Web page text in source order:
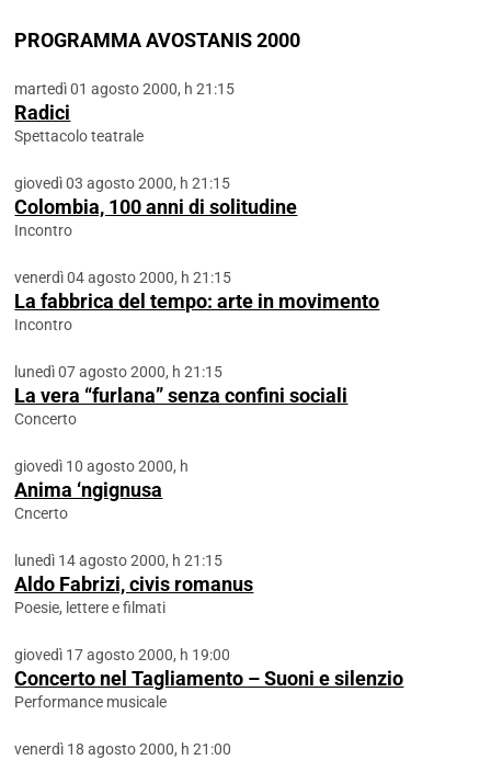
PROGRAMMA AVOSTANIS 2000
martedì 01 agosto 2000, h 21:15
Radici
Spettacolo teatrale
giovedì 03 agosto 2000, h 21:15
Colombia, 100 anni di solitudine
Incontro
venerdì 04 agosto 2000, h 21:15
La fabbrica del tempo: arte in movimento
Incontro
lunedì 07 agosto 2000, h 21:15
La vera “furlana” senza confini sociali
Concerto
giovedì 10 agosto 2000, h
Anima ‘ngignusa
Cncerto
lunedì 14 agosto 2000, h 21:15
Aldo Fabrizi, civis romanus
Poesie, lettere e filmati
giovedì 17 agosto 2000, h 19:00
Concerto nel Tagliamento – Suoni e silenzio
Performance musicale
venerdì 18 agosto 2000, h 21:00